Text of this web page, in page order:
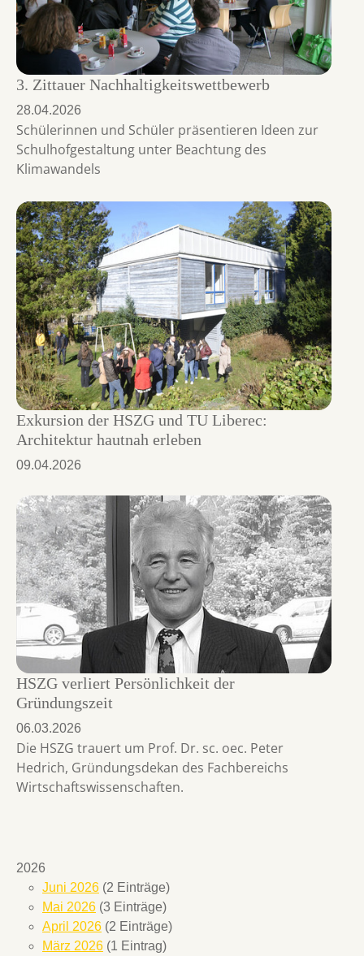
3. Zittauer Nachhaltigkeitswettbewerb
28.04.2026
Schülerinnen und Schüler präsentieren Ideen zur
Schulhofgestaltung unter Beachtung des
Klimawandels
Exkursion der HSZG und TU Liberec:
Architektur hautnah erleben
09.04.2026
HSZG verliert Persönlichkeit der
Gründungszeit
06.03.2026
Die HSZG trauert um Prof. Dr. sc. oec. Peter
Hedrich, Gründungsdekan des Fachbereichs
Wirtschaftswissenschaften.
2026
Juni 2026 (2 Einträge)
Mai 2026 (3 Einträge)
April 2026 (2 Einträge)
März 2026 (1 Eintrag)